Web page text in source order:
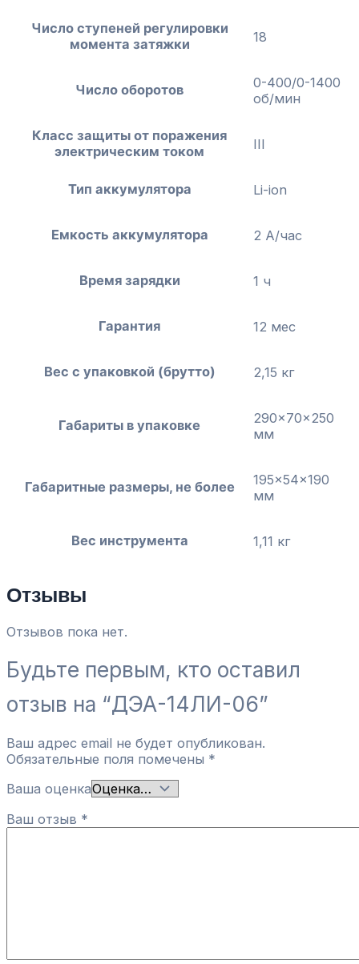
Число ступеней регулировки
момента затяжки
18
Число оборотов
0-400/0-1400
об/мин
Класс защиты от поражения
электрическим током
III
Тип аккумулятора Li-ion
Емкость аккумулятора 2 А/час
Время зарядки 1 ч
Гарантия 12 мес
Вес с упаковкой (брутто) 2,15 кг
Габариты в упаковке
290x70x250
мм
Габаритные размеры, не более
195x54x190
мм
Вес инструмента 1,11 кг
Отзывы
Отзывов пока нет.
Будьте первым, кто оставил
отзыв на “ДЭА-14ЛИ-06”
Ваш адрес email не будет опубликован.
Обязательные поля помечены *
Ваша оценка
Ваш отзыв *